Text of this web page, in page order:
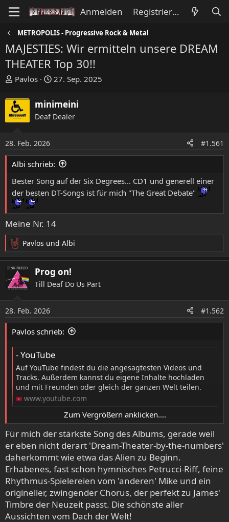
Anmelden Registrieren
METROPOLIS - Progressive Rock & Metal
MAJESTIES: Wir ermitteln unsere DREAM
THEATER Top 30!!
E
s
t
e
l
e
r
Pavlos
E
s
t
e
l
t
a
27. Sep. 2025
minimeini
Deaf Dealer
28. Feb. 2026 #1.561
Albi schrieb:
Bester Song auf der Six Degrees... CD1 und generell einer
der besten DT-Songs ist für mich "The Great Debate"
Meine Nr. 14
R
e
a
k
t
n
e
n
Pavlos und Albi
Prog on!
Till Deaf Do Us Part
28. Feb. 2026 #1.562
Pavlos schrieb:
- YouTube
Auf YouTube findest du die angesagtesten Videos und
Tracks. Außerdem kannst du eigene Inhalte hochladen
und mit Freunden oder gleich der ganzen Welt teilen.
www.youtube.com
Darf ich mal kurz die Meinungen zu 'Answering The Call'
einholen? Dass der Track nicht weit vorne landen würde,
war klar, ergo: geschenkt, aber, dass er nur eine
Nominierung (von yours truly) bekommt, hat mich dann
schon a little bit traurig gestimmt......
Zum Vergrößern anklicken....
Für mich der stärkste Song des Albums, gerade weil
er eben nicht derart 'Dream-Theater-by-the-numbers'
daherkommt wie etwa das Alien zu Beginn.
Erhabenes, fast schon hymnisches Petrucci-Riff, feine
Rhythmus-Spielereien vom 'anderen' Mike und ein
origineller, zwingender Chorus, der perfekt zu James'
Timbre der Neuzeit passt. Die schönste aller
Aussichten vom Dach der Welt!